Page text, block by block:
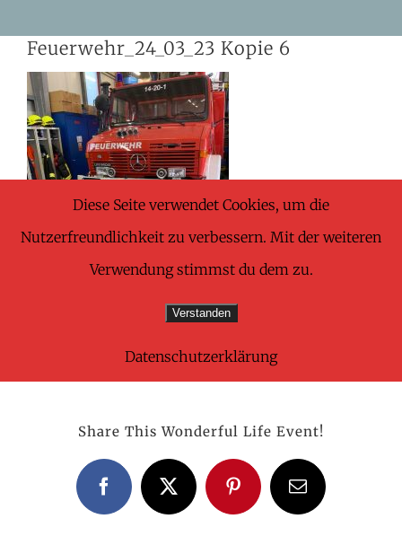
content
Feuerwehr_24_03_23 Kopie 6
Share This Wonderful Life Event!
FacebookX PinterestE-
Mail
Diese Seite verwendet Cookies, um die
Nutzerfreundlichkeit zu verbessern. Mit der weiteren
Verwendung stimmst du dem zu.
Verstanden
Datenschutzerklärung